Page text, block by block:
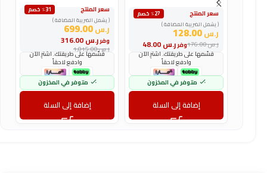
سعر المنتج
٪27 خصم
( يشمل الضريبة المضافة )
ر.س128.00
وفرر.س ر.س176.00
قسّمها على طريقتك. اشترِ الآن
وادفع لاحقاً
متوفر في المخزون
إضافة إلى السلة
سعر المنتج
٪31 خصم
( يشمل الضريبة المضافة )
ر.س699.00
وفرر.س
ر.س1,015.00
قسّمها على طريقتك. اشترِ الآن
وادفع لاحقاً
متوفر في المخزون
إضافة إلى السلة